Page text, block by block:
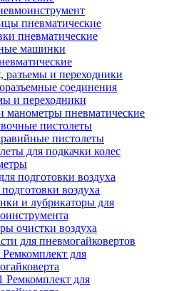
пневматические
пневматические
машинки
разъемы и переходники
соединения
и переходники
манометры пневматические
пистолеты
пистолеты
для подкачки колес
подготовки воздуха
воздуха
и лубрикаторы для
очистки воздуха
для пневмогайковертов
Ремкомплект для
Ремкомплект для